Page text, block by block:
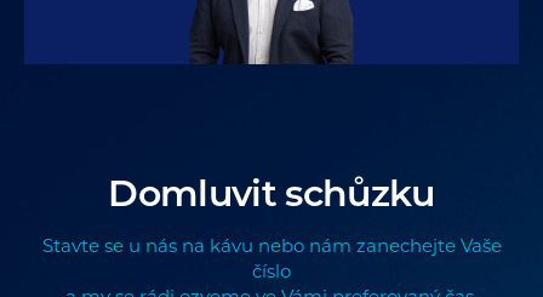
Domluvit schůzku
Stavte se u nás na kávu nebo nám zanechejte Vaše
číslo